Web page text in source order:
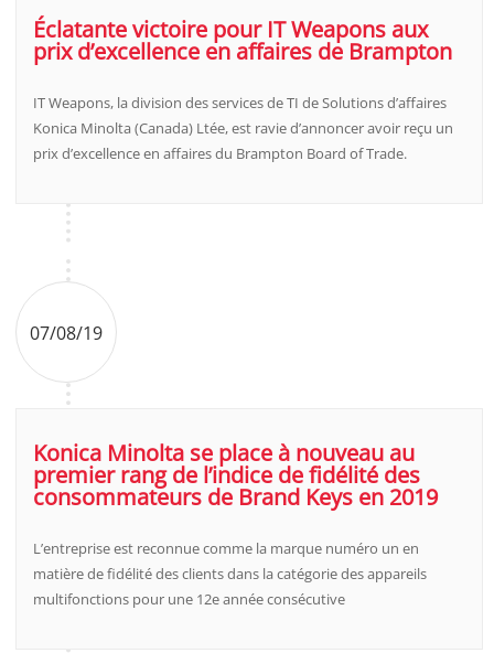
Éclatante victoire pour IT Weapons aux
prix d’excellence en affaires de Brampton
IT Weapons, la division des services de TI de Solutions d’affaires
Konica Minolta (Canada) Ltée, est ravie d’annoncer avoir reçu un
prix d’excellence en affaires du Brampton Board of Trade.
07/08/19
Konica Minolta se place à nouveau au
premier rang de l’indice de fidélité des
consommateurs de Brand Keys en 2019
L’entreprise est reconnue comme la marque numéro un en
matière de fidélité des clients dans la catégorie des appareils
multifonctions pour une 12e année consécutive